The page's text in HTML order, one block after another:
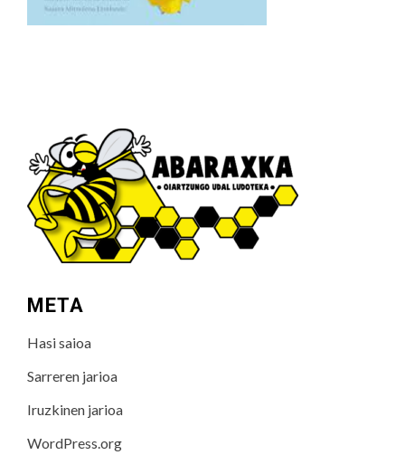
META
Hasi saioa
Sarreren jarioa
Iruzkinen jarioa
WordPress.org